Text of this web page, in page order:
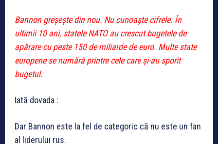
Bannon greșește din nou. Nu cunoaște cifrele. În
ultimii 10 ani, statele NATO au crescut bugetele de
apărare cu peste 150 de miliarde de euro. Multe state
europene se numără printre cele care și-au sporit
bugetul.
Iată dovada :
Dar Bannon este la fel de categoric că nu este un fan
al liderului rus.